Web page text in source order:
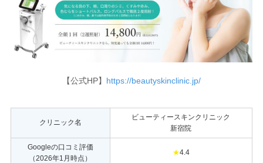
【公式HP】 https://beautyskinclinic.jp/
クリニック名
ビューティースキンクリニック
新宿院
Googleの口コミ評価
（2026年1月時点）
★4.4